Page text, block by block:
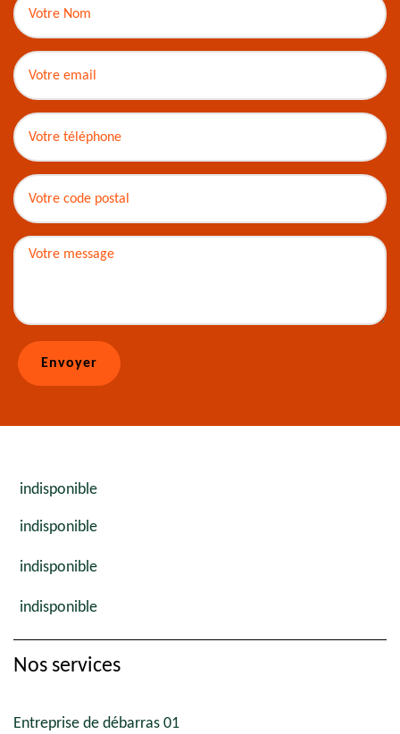
indisponible
indisponible
indisponible
indisponible
Nos services
Entreprise de débarras 01